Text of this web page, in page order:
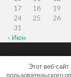
17
18 19
24
25 26
31
« Июн
Меню
Этот веб-
пользовательского